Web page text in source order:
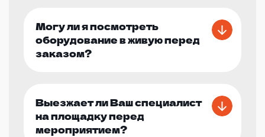
Могу ли я посмотреть
оборудование в живую перед
заказом?
Выезжает ли Ваш специалист
на площадку перед
мероприятием?